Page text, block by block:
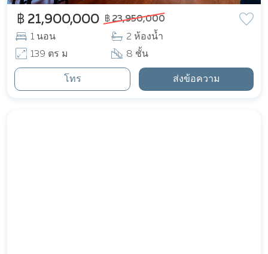
฿ 21,900,000 ฿ 23,950,000
1 นอน
2 ห้องน้ำ
139 ตร ม
8 ชั้น
โทร ส่งข้อความ